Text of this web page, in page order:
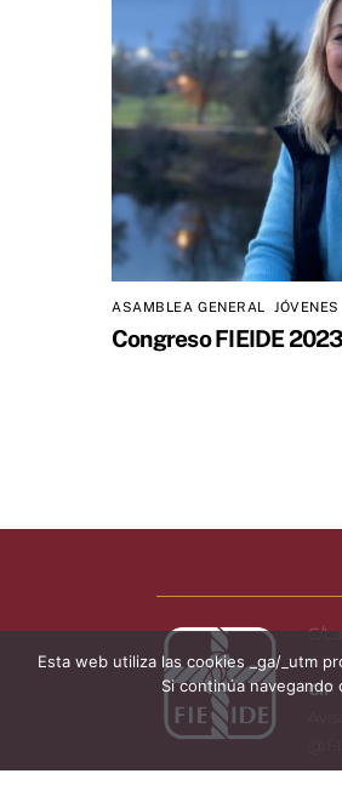
ASAMBLEA GENERAL ,JÓVENES
Congreso FIEIDE
C/
CIF
Esta web utiliza las cookies _ga/_utm
Si continúa